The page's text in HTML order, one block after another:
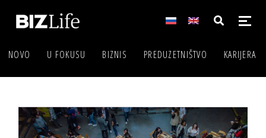
NOVO U FOKUSU BIZNIS PREDUZETNIŠTVO KARIJERA